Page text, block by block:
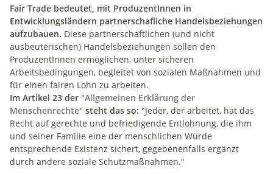
Fair Trade bedeutet, mit ProduzentInnen in
Entwicklungsländern partnerschafliche Handelsbeziehungen
aufzubauen. Diese partnerschaftlichen (und nicht
ausbeuterischen) Handelsbeziehungen sollen den
ProduzentInnen ermöglichen, unter sicheren
Arbeitsbedingungen, begleitet von sozialen Maßnahmen und
für einen fairen Lohn zu arbeiten.
Im Artikel 23 der "Allgemeinen Erklärung der
Menschenrechte" steht das so: "Jeder, der arbeitet, hat das
Recht auf gerechte und befriedigende Entlohnung, die ihm
und seiner Familie eine der menschlichen Würde
entsprechende Existenz sichert, gegebenenfalls ergänzt
durch andere soziale Schutzmaßnahmen."